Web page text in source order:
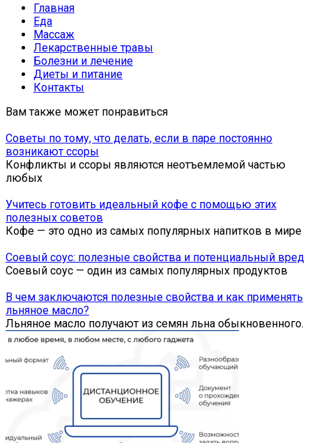
Главная
Еда
Массаж
Лекарственные травы
Болезни и лечение
Диеты и питание
Контакты
Вам также может понравиться
Советы по тому, что делать, если в паре постоянно
возникают ссоры
Конфликты и ссоры являются неотъемлемой частью
любых
Учитесь готовить идеальный кофе с помощью этих
полезных советов
Кофе — это одно из самых популярных напитков в мире
Соевый соус: полезные свойства и потенциальный вред
Соевый соус — один из самых популярных продуктов
В чем заключаются полезные свойства и как применять
льняное масло?
Льняное масло получают из семян льна обыкновенного.